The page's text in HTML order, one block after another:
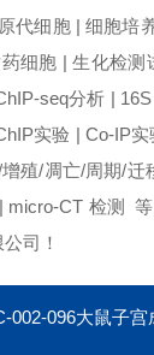
代细胞 | 细胞培
细胞 | 生化检测
seq分析 |
实验 | Co-IP
殖/凋亡/周期/迁
micro-CT 检测
司！
002-096大鼠子宫